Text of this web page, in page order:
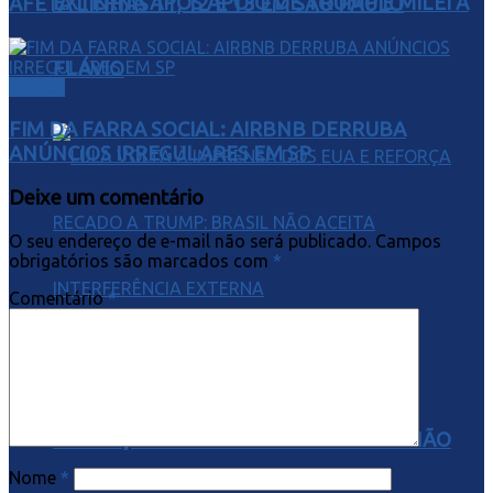
FLÁVIO
REFORÇA RECADO A TRUMP: BRASIL NÃO
FIM DA FARRA SOCIAL: AIRBNB DERRUBA
ANÚNCIOS IRREGULARES EM SP
Deixe um comentário
O seu endereço de e-mail não será publicado. Campos
obrigatórios são marcados com *
Comentário*
Nome *